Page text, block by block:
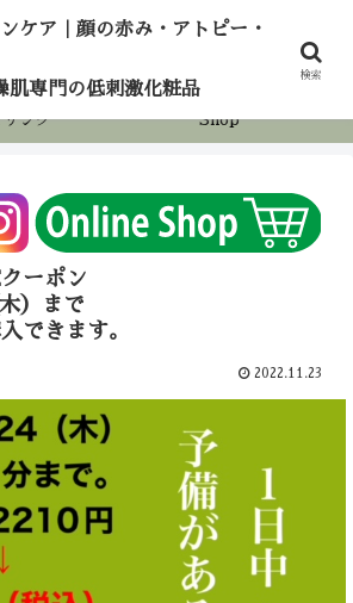
化粧品
ング Shop
ーポン
）まで
できます。
2022.11.23
ケア｜顔の赤み・アトピー・
肌専門の低刺激化粧品
検索